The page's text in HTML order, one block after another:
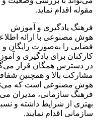
مقوله اقدام نماید.
فرهنگ یادگیری و آموزش
هوش مصنوعی با ارائه
فضایی را به‌صورت رایگان و
کارکنان برای یادگیری و
در دسترس همگان قرار
مشارکت بالا و همچنین
هوش مصنوعی است که
فرهنگ سازمانی، مدیران
بهتری از شرایط داشته و
سازمانی اقدام نمایند.